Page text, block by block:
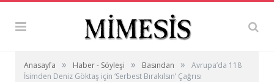
Anasayfa » Haber - Söyleşi » Basından »
Avrupa’da 118
İsimden Deniz Göktaş için ‘Serbest Bırakılsın’ Çağrısı